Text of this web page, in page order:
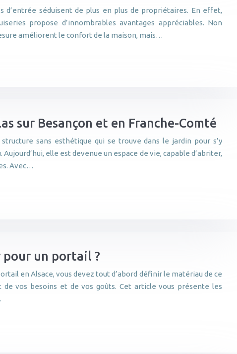
séduisent de plus en plus de propriétaires. En effet,
propose d’innombrables avantages appréciables. Non
améliorent le confort de la maison, mais…
sur Besançon et en Franche-Comté
sans esthétique qui se trouve dans le jardin pour s’y
elle est devenue un espace de vie, capable d’abriter,
Avec…
un portail ?
en Alsace, vous devez tout d’abord définir le matériau de ce
vos besoins et de vos goûts. Cet article vous présente les